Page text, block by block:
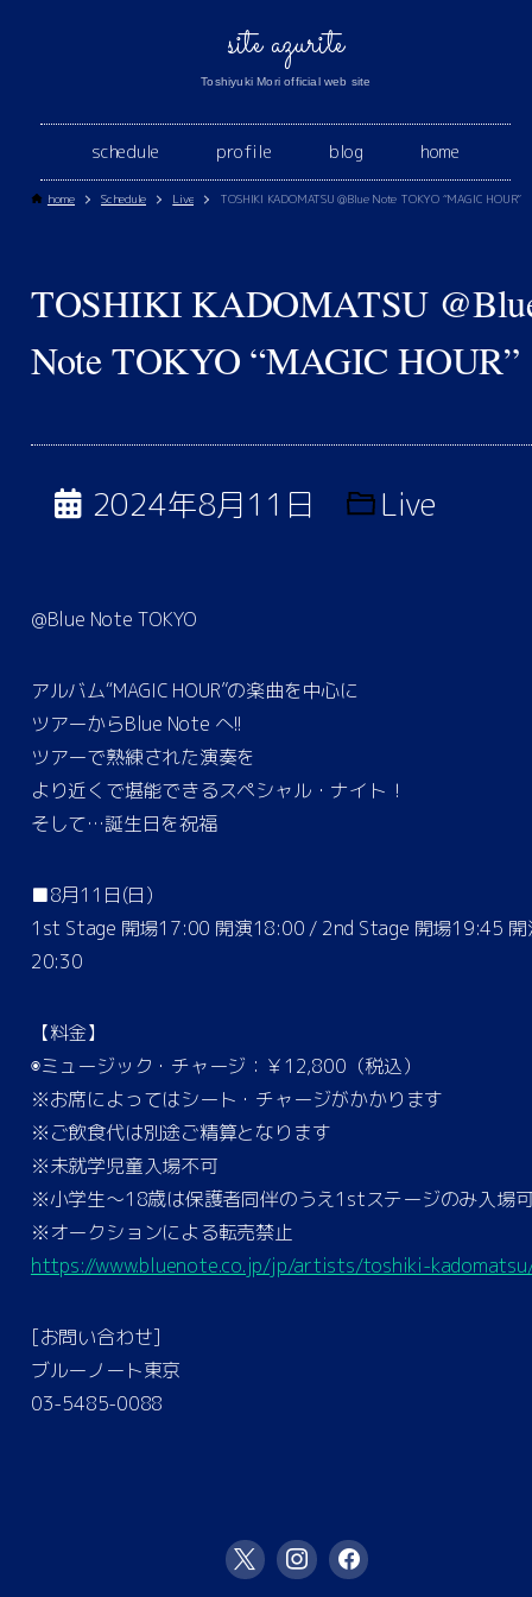
site azurite
Toshiyuki Mori official web site
schedule profile blog home
home Schedule Live TOSHIKI KADOMATSU @Blue Note TOKYO “MAGIC HOUR”
TOSHIKI KADOMATSU
Note TOKYO “MAGIC HOUR”
2024年8月11日 Live
@Blue Note TOKYO
アルバム“MAGIC HOUR”の楽曲を中心に
ツアーからBlue Note へ!!
ツアーで熟練された演奏を
より近くで堪能できるスペシャル・ナイト！
そして…誕生日を祝福
■8月11日(日)
1st Stage 開場17:00 開演18:00 / 2nd Stage 開場19:45 開
20:30
【料金】
◉ミュージック・チャージ：￥12,800（税込）
※お席によってはシート・チャージがかかります
※ご飲食代は別途ご精算となります
※未就学児童入場不可
※小学生〜18歳は保護者同伴のうえ1stステージのみ入場
※オークションによる転売禁止
https://www.bluenote.co.jp/jp/artists/toshiki-
[お問い合わせ]
ブルーノート東京
03-5485-0088